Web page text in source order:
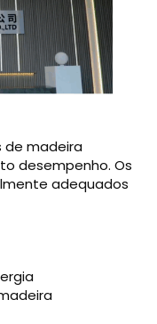
de madeira
desempenho. Os
adequados